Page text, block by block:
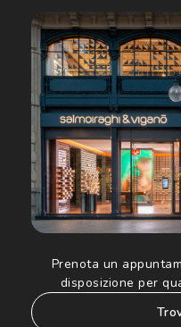
Cliccando su "Iscriviti",
acconsento all'utilizzo
Luxottica Group S.p.A.
ed altre comunicazioni di
Informativa sulla privacy
Prenota un
disposizione per